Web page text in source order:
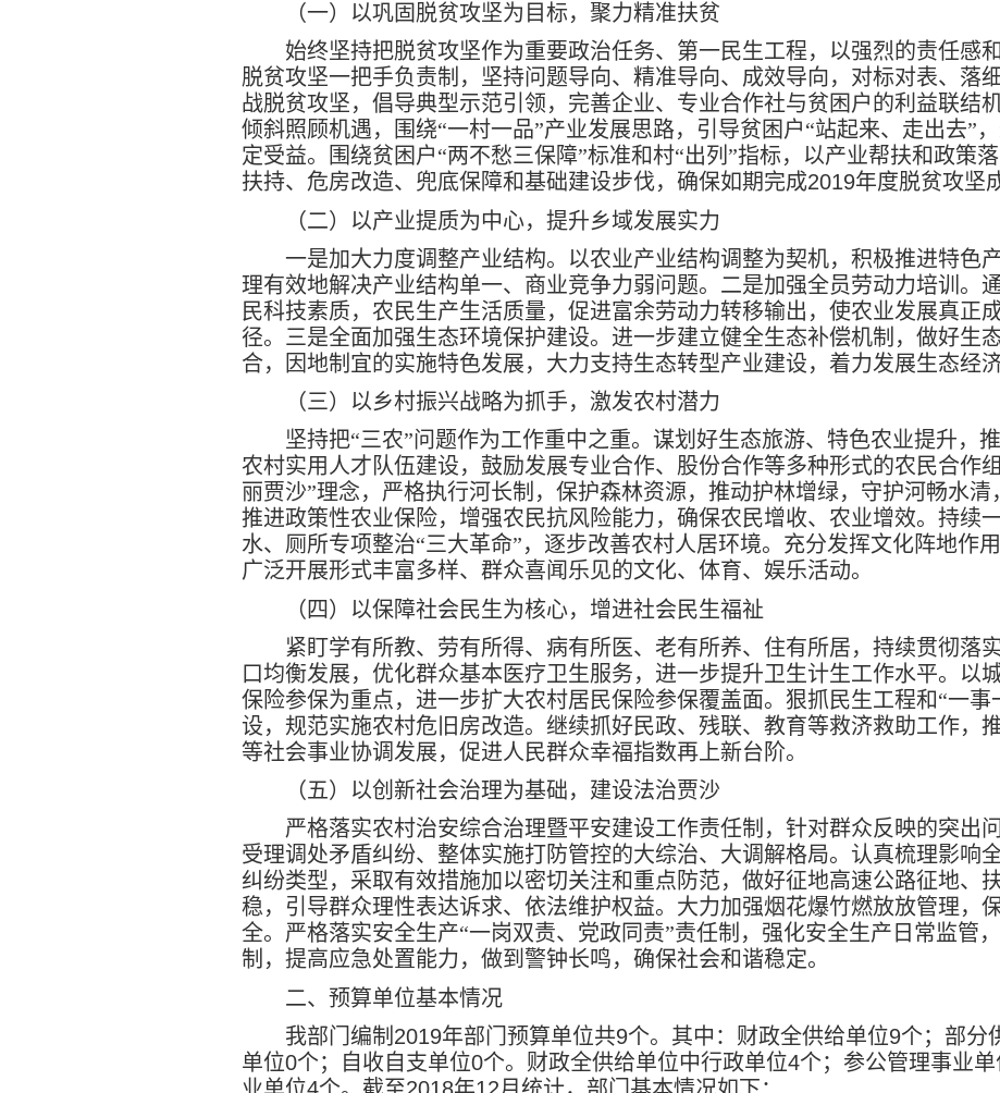
（一）以巩固脱贫攻坚为目标，聚力精准扶贫
始终坚持把脱贫攻坚作为重要政治任务、第一民生工程，以强烈的责任感
脱贫攻坚一把手负责制，坚持问题导向、精准导向、成效导向，对标对表、落
战脱贫攻坚，倡导典型示范引领，完善企业、专业合作社与贫困户的利益联结
倾斜照顾机遇，围绕“一村一品”产业发展思路，引导贫困户“站起来、走出去”
定受益。围绕贫困户“两不愁三保障”标准和村“出列”指标，以产业帮扶和政策
扶持、危房改造、兜底保障和基础建设步伐，确保如期完成2019年度脱贫攻坚
（二）以产业提质为中心，提升乡域发展实力
一是加大力度调整产业结构。以农业产业结构调整为契机，积极推进特色
理有效地解决产业结构单一、商业竞争力弱问题。二是加强全员劳动力培训。
民科技素质，农民生产生活质量，促进富余劳动力转移输出，使农业发展真正
径。三是全面加强生态环境保护建设。进一步建立健全生态补偿机制，做好生
合，因地制宜的实施特色发展，大力支持生态转型产业建设，着力发展生态经济
（三）以乡村振兴战略为抓手，激发农村潜力
坚持把“三农”问题作为工作重中之重。谋划好生态旅游、特色农业提升，
农村实用人才队伍建设，鼓励发展专业合作、股份合作等多种形式的农民合作
丽贾沙”理念，严格执行河长制，保护森林资源，推动护林增绿，守护河畅水
推进政策性农业保险，增强农民抗风险能力，确保农民增收、农业增效。持续
水、厕所专项整治“三大革命”，逐步改善农村人居环境。充分发挥文化阵地作
广泛开展形式丰富多样、群众喜闻乐见的文化、体育、娱乐活动。
（四）以保障社会民生为核心，增进社会民生福祉
紧盯学有所教、劳有所得、病有所医、老有所养、住有所居，持续贯彻落
口均衡发展，优化群众基本医疗卫生服务，进一步提升卫生计生工作水平。以
保险参保为重点，进一步扩大农村居民保险参保覆盖面。狠抓民生工程和“一事
设，规范实施农村危旧房改造。继续抓好民政、残联、教育等救济救助工作，
等社会事业协调发展，促进人民群众幸福指数再上新台阶。
（五）以创新社会治理为基础，建设法治贾沙
严格落实农村治安综合治理暨平安建设工作责任制，针对群众反映的突出
受理调处矛盾纠纷、整体实施打防管控的大综治、大调解格局。认真梳理影响
纠纷类型，采取有效措施加以密切关注和重点防范，做好征地高速公路征地、
稳，引导群众理性表达诉求、依法维护权益。大力加强烟花爆竹燃放放管理，
全。严格落实安全生产“一岗双责、党政同责”责任制，强化安全生产日常监管
制，提高应急处置能力，做到警钟长鸣，确保社会和谐稳定。
二、预算单位基本情况
我部门编制 2019年部门预算单位共9个。其中：财政全供给单位9个；部分
单位0个；自收自支单位0个。财政全供给单位中行政单位4个；参公管理事业单